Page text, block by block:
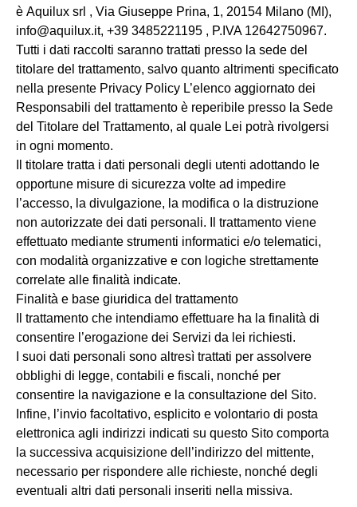
è Aquilux srl , Via Giuseppe Prina, 1, 20154 Milano (MI),
info@aquilux.it, +39 3485221195 , P.IVA 12642750967.
Tutti i dati raccolti saranno trattati presso la sede del
titolare del trattamento, salvo quanto altrimenti specificato
nella presente Privacy Policy L’elenco aggiornato dei
Responsabili del trattamento è reperibile presso la Sede
del Titolare del Trattamento, al quale Lei potrà rivolgersi
in ogni momento.
Il titolare tratta i dati personali degli utenti adottando le
opportune misure di sicurezza volte ad impedire
l’accesso, la divulgazione, la modifica o la distruzione
non autorizzate dei dati personali. Il trattamento viene
effettuato mediante strumenti informatici e/o telematici,
con modalità organizzative e con logiche strettamente
correlate alle finalità indicate.
Finalità e base giuridica del trattamento
Il trattamento che intendiamo effettuare ha la finalità di
consentire l’erogazione dei Servizi da lei richiesti.
I suoi dati personali sono altresì trattati per assolvere
obblighi di legge, contabili e fiscali, nonché per
consentire la navigazione e la consultazione del Sito.
Infine, l’invio facoltativo, esplicito e volontario di posta
elettronica agli indirizzi indicati su questo Sito comporta
la successiva acquisizione dell’indirizzo del mittente,
necessario per rispondere alle richieste, nonché degli
eventuali altri dati personali inseriti nella missiva.